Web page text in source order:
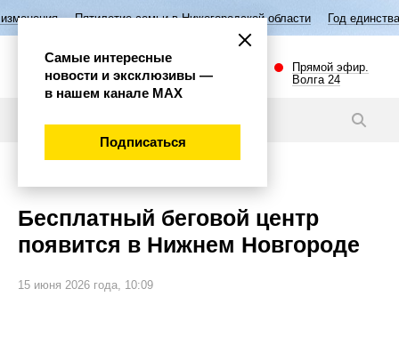
семьи в Нижегородской области Год единства народов России
Прямой эфир.
Волга 24
Бесплатный беговой центр
появится в Нижнем Новгороде
15 июня 2026 года, 10:09
Самые интересные
новости и эксклюзивы —
в нашем канале МАХ
Подписаться